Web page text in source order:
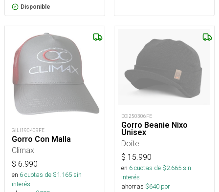
Disponible
GILI190409FE
Gorro Con Malla
Climax
$ 6.990
en 6cuotas de $1.165sin
interés
DOI250306FE
Gorro Beanie Nixo
Unisex
Doite
$ 15.990
en 6cuotas de $2.665sin
interés
ahorras $640 por